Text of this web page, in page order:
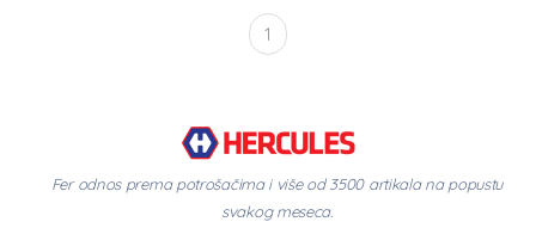
1
Fer odnos prema potrošačima i više od 3500 artikala na popustu
svakog meseca.